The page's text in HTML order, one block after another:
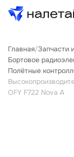
Товары
Услуги
Главная/Запчасти
Бортовое
Полётные
OFY F722 Nova A